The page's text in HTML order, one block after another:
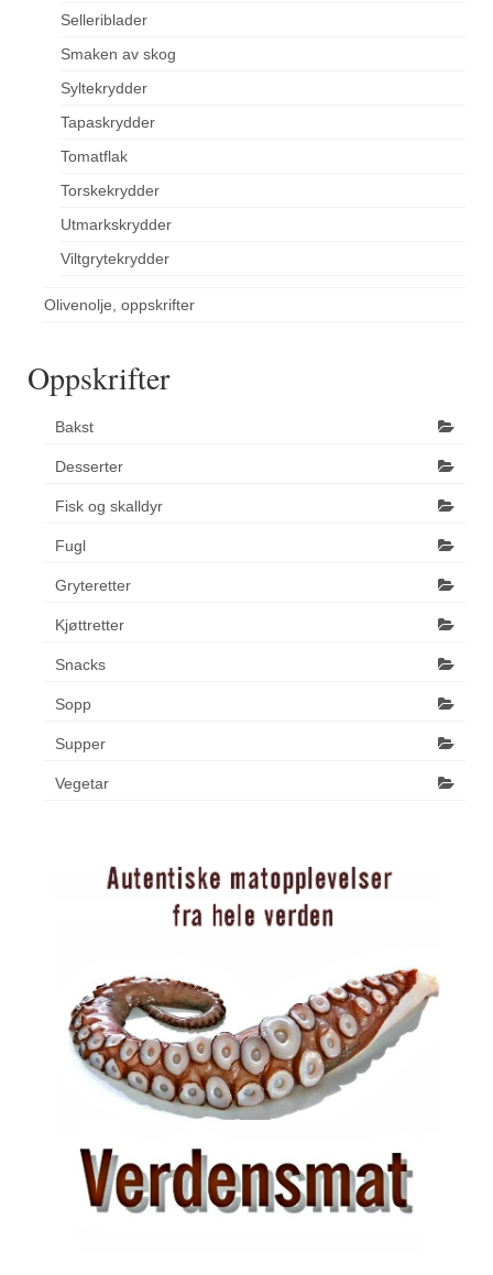
Selleriblader
Smaken av skog
Syltekrydder
Tapaskrydder
Tomatflak
Torskekrydder
Utmarkskrydder
Viltgrytekrydder
Olivenolje, oppskrifter
Oppskrifter
Bakst
Desserter
Fisk og skalldyr
Fugl
Gryteretter
Kjøttretter
Snacks
Sopp
Supper
Vegetar